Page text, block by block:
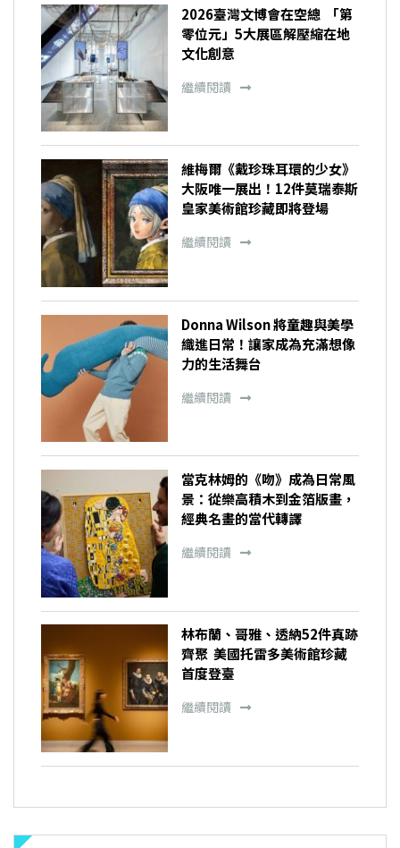
2026臺灣文博會在空總 「第
零位元」5大展區解壓縮在地
文化創意
繼續閱讀
維梅爾《戴珍珠耳環的少女》
大阪唯一展出！12件莫瑞泰斯
皇家美術館珍藏即將登場
繼續閱讀
Donna Wilson 將童趣與美學
織進日常！讓家成為充滿想像
力的生活舞台
繼續閱讀
當克林姆的《吻》成為日常風
景：從樂高積木到金箔版畫，
經典名畫的當代轉譯
繼續閱讀
林布蘭、哥雅、透納52件真跡
齊聚 美國托雷多美術館珍藏
首度登臺
繼續閱讀